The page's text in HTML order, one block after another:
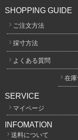
SHOPPING GUIDE
ご注文方法
採寸方法
よくある質問
在
SERVICE
マイページ
INFOMATION
送料について